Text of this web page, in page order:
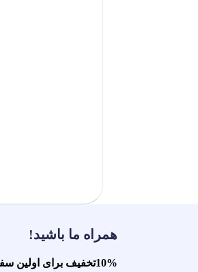
همراه ما باشید!
10%تخفیف برای